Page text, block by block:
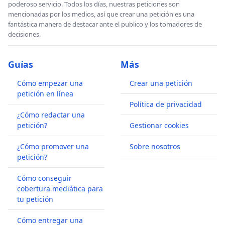
puede unir libremente pulsando este botón desde su
teléfono:
Únete al grupo de Whatsapp
poderoso servicio. Todos los días, nuestras peticiones son
mencionadas por los medios, así que crear una petición es una
fantástica manera de destacar ante el publico y los tomadores de
decisiones.
Guías
Cómo empezar una
petición en línea
¿Cómo redactar una
petición?
¿Cómo promover una
petición?
Cómo conseguir
cobertura mediática para
tu petición
Cómo entregar una
Más
Crear una petición
Política de privacidad
Gestionar cookies
Sobre nosotros